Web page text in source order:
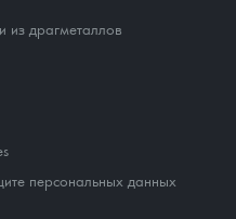
из драгметаллов
персональных данных